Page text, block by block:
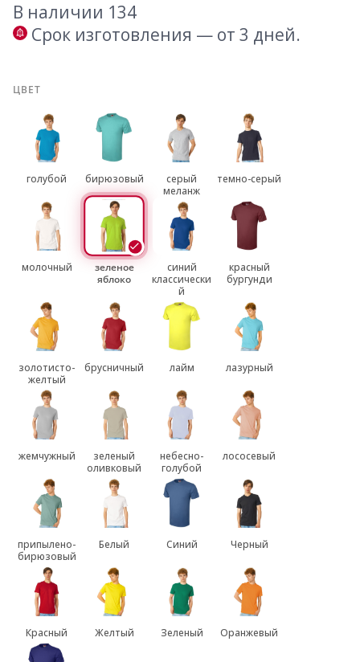
В наличии 134
Срок изготовления — от 3 дней.
ЦВЕТ
голубой бирюзовый
серый
меланж
темно-серый
молочный
зеленое
яблоко
синий
классически
й
красный
бургунди
золотисто-
желтый
брусничный лайм лазурный
жемчужный
зеленый
оливковый
небесно-
голубой
лососевый
припылено-
бирюзовый
Белый Синий Черный
Красный Желтый Зеленый Оранжевый